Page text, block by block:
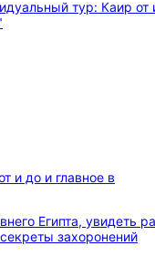
и до и главное в
Египта, увидеть
захоронений